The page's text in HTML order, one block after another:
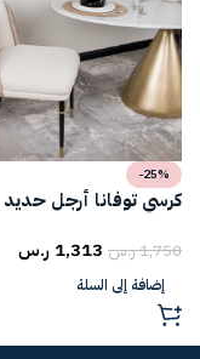
-25%
كرسي توفانا أرجل حديد
1,750ر.س 1,313 ر.س
إضافة إلى السلة